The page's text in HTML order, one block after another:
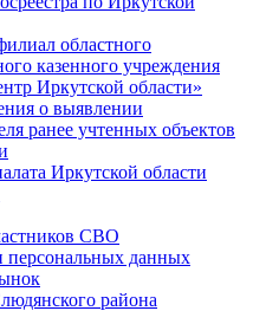
областного
казенного учреждения
Иркутской области»
о выявлении
ранее учтенных объектов
Иркутской области
СВО
персональных данных
района